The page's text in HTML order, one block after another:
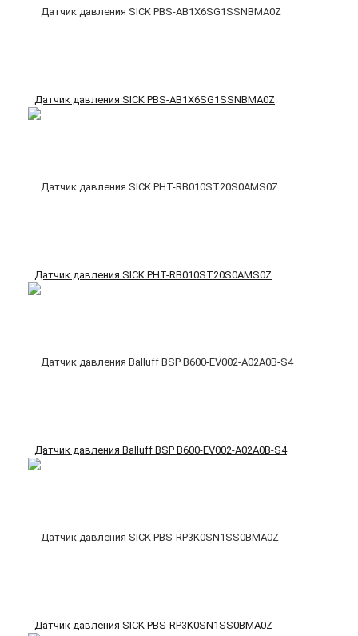
Датчик давления SICK PBS-AB1X6SG1SSNBMA0Z
Датчик давления SICK PHT-RB010ST20S0AMS0Z
Датчик давления Balluff BSP B600-EV002-A02A0B-S4
Датчик давления SICK PBS-RP3K0SN1SS0BMA0Z